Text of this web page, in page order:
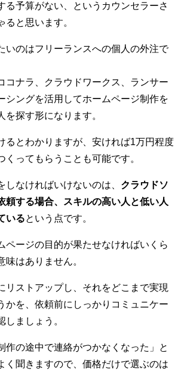
る予算がない、というカウンセラーさ
ると思います。
いのはフリーランスへの個人の外注で
コナラ、クラウドワークス、ランサー
シングを活用してホームページ制作を
を探す形になります。
るとわかりますが、安ければ1万円程度
くってもらうことも可能です。
しなければいけないのは、 クラウドソ
頼する場合、スキルの高い人と低い人
いるという点です。
ページの目的が果たせなければいくら
味はありません。
リストアップし、それをどこまで実現
かを、依頼前にしっかりコミュニケー
しましょう。
作の途中で連絡がつかなくなった」と
く聞きますので、価格だけで選ぶのは